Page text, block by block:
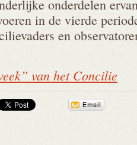
onderdelen
in de vierde
en
van het Concilie